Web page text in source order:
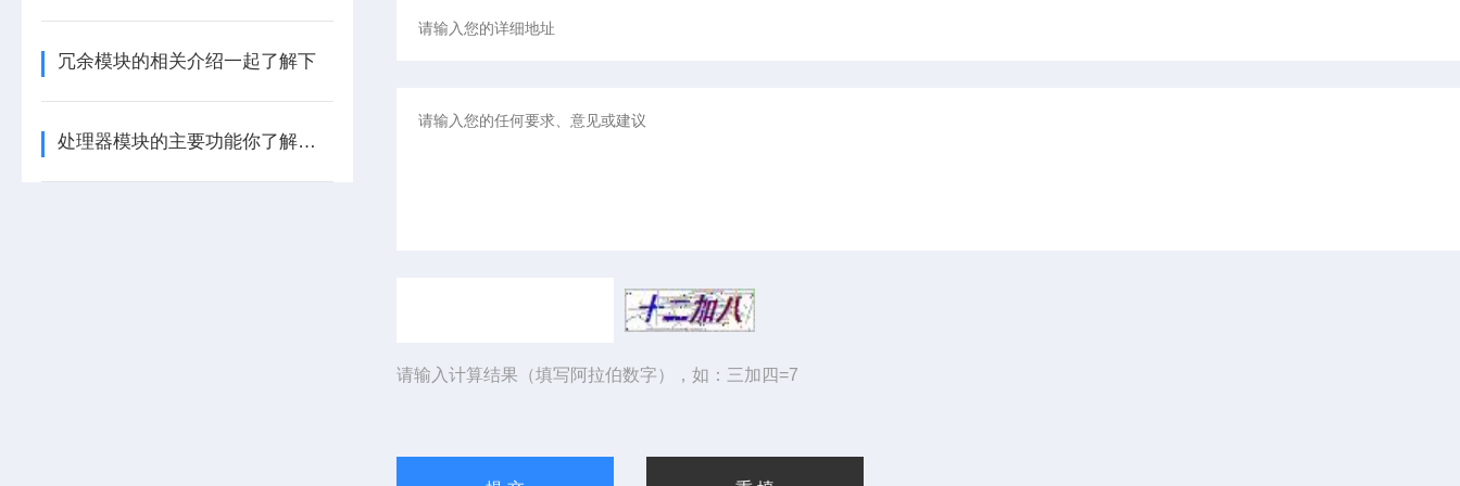
冗余模块的相关介绍一起了解下
处理器模块的主要功能你了解多少呢
请输入计算结果（填写阿拉伯数字），如：三加四=7